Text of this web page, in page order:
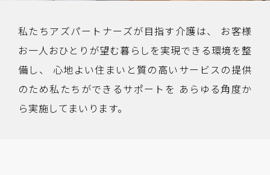
私たちアズパートナーズが目指す介護は、
お客様
お一人おひとりが望む暮らしを実現できる環境を整
備し、
心地よい住まいと質の高いサービスの提供
のため私たちができるサポートを あらゆる角度か
ら実施してまいります。